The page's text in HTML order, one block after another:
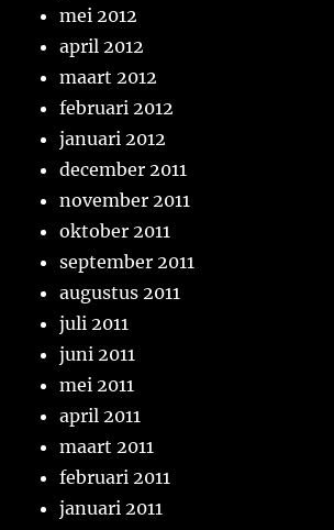
mei 2012
april 2012
maart 2012
februari 2012
januari 2012
december 2011
november 2011
oktober 2011
september 2011
augustus 2011
juli 2011
juni 2011
mei 2011
april 2011
maart 2011
februari 2011
januari 2011